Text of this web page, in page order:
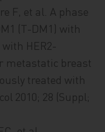
F, et al. A phase
(T-DM1) with
HER2-
metastatic breast
treated with
2010; 28 (Suppl;